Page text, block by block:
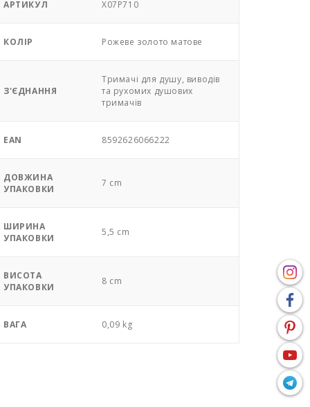
АРТИКУЛ X07P710
КОЛІР Pожеве золото матове
З'ЄДНАННЯ
Тримачі для душу, виводів
та рухомих душових
тримачів
EAN 8592626066222
ДОВЖИНА
УПАКОВКИ
7 cm
ШИРИНА
УПАКОВКИ
5,5 cm
ВИСОТА
УПАКОВКИ
8 cm
ВАГА 0,09 kg